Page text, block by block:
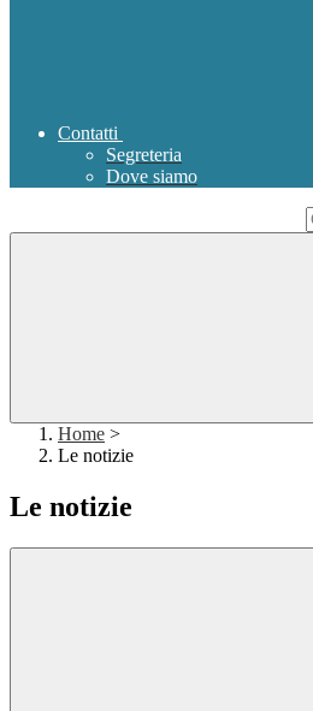
Contatti
Segreteria
Dove siamo
Home >
Le notizie
Le notizie